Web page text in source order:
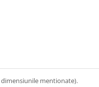
mentionate).